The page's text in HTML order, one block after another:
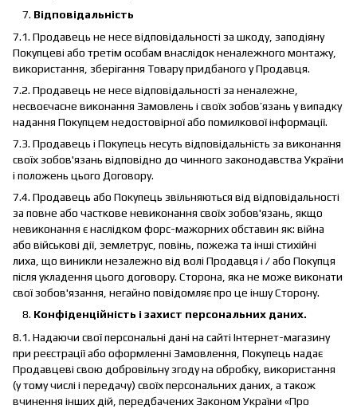
Відповідальність
7.1. Продавець не несе відповідальності за шкоду, заподіяну
Покупцеві або третім особам внаслідок неналежного монтажу,
використання, зберігання Товару придбаного у Продавця.
7.2. Продавець не несе відповідальності за неналежне,
несвоєчасне виконання Замовлень і своїх зобов’язань у випадку
надання Покупцем недостовірної або помилкової інформації.
7.3. Продавець і Покупець несуть відповідальність за виконання
своїх зобов'язань відповідно до чинного законодавства України
і положень цього Договору.
7.4. Продавець або Покупець звільняються від відповідальності
за повне або часткове невиконання своїх зобов'язань, якщо
невиконання є наслідком форс-мажорних обставин як: війна
або військові дії, землетрус, повінь, пожежа та інші стихійні
лиха, що виникли незалежно від волі Продавця і / або Покупця
після укладення цього договору. Сторона, яка не може виконати
свої зобов'язання, негайно повідомляє про це іншу Сторону.
Конфіденційність і захист персональних даних.
8.1. Надаючи свої персональні дані на сайті Інтернет-магазину
при реєстрації або оформленні Замовлення, Покупець надає
Продавцеві свою добровільну згоду на обробку, використання
(у тому числі і передачу) своїх персональних даних, а також
вчинення інших дій, передбачених Законом України «Про